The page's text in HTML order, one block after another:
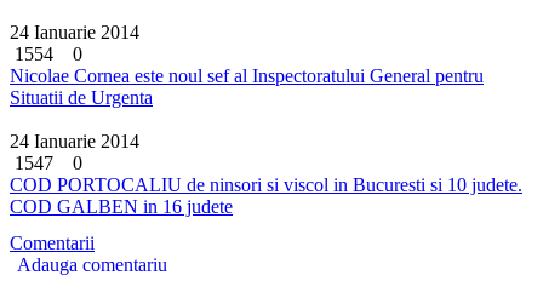
24 Ianuarie 2014
1554
0
Nicolae Cornea este noul sef al Inspectoratului General pentru
Situatii de Urgenta
24 Ianuarie 2014
1547
0
COD PORTOCALIU de ninsori si viscol in Bucuresti si 10 judete.
COD GALBEN in 16 judete
Comentarii
Adauga comentariu